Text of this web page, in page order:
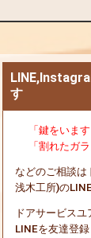
す
「鍵をいま
「割れたガ
などのご相談は
浅木工所)の
ドアサービス
LINEを友達登